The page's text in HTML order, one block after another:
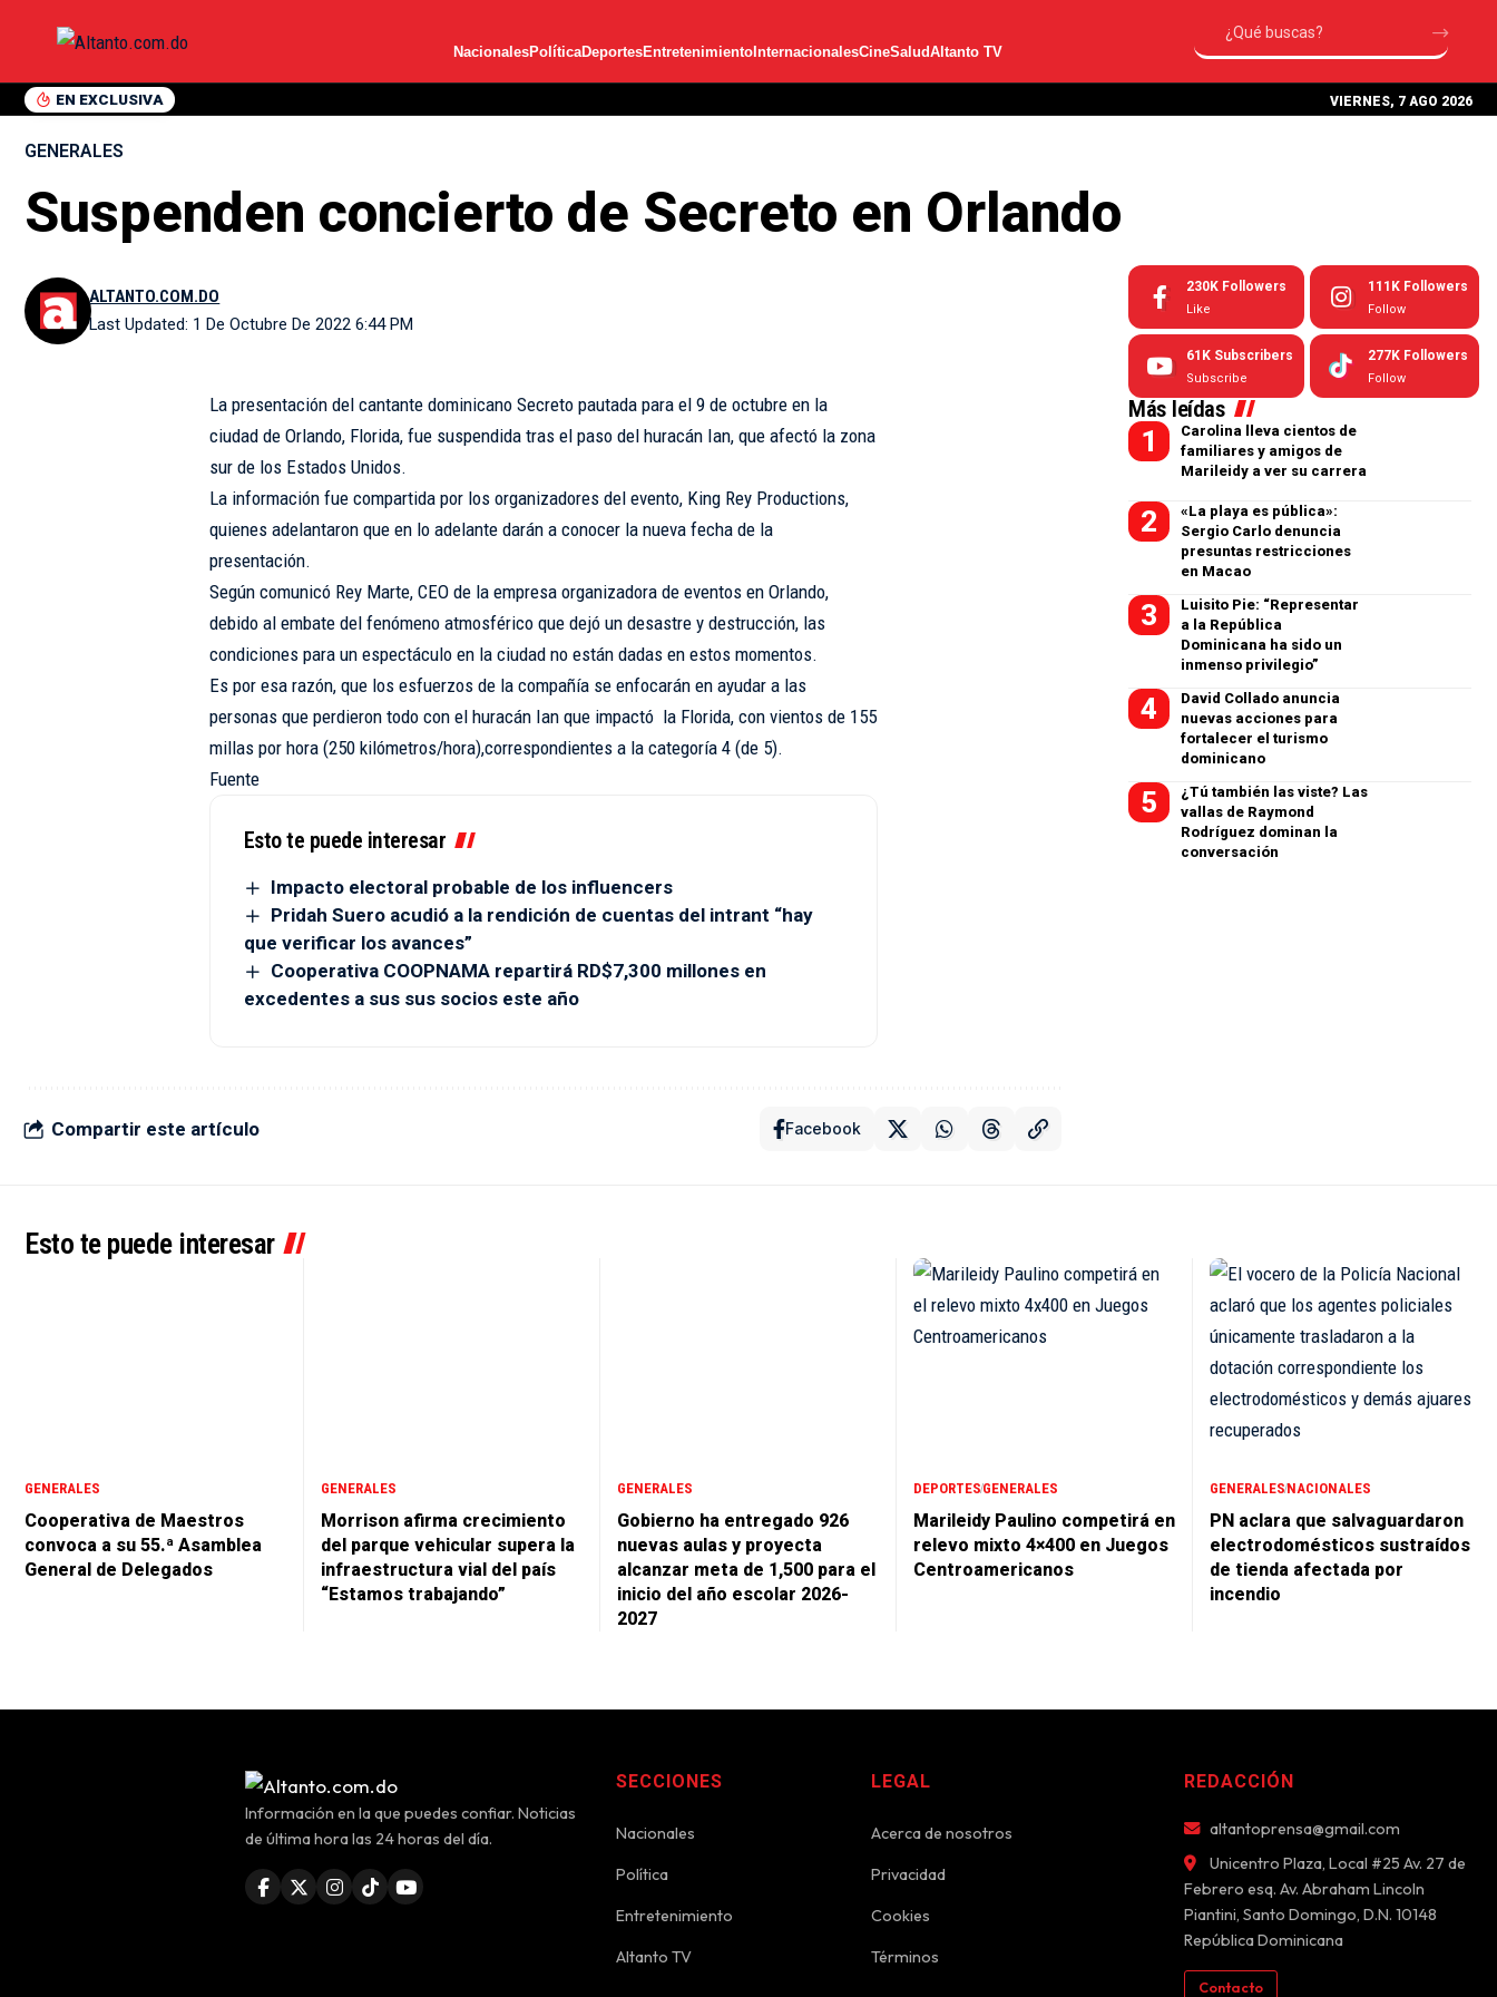
NacionalesPolíticaDeportesEntretenimiento InternacionalesCineSaludAltanto TV
EN EXCLUSIVA VIERNES, 7 AGO 2026
GENERALES
Suspenden concierto de Secreto en Orlando
Last Updated: 1 De Octubre De 2022 6:44 PM
ALTANTO.COM.DO
La presentación del cantante dominicano Secreto pautada para el 9 de octubre en la
ciudad de Orlando, Florida, fue suspendida tras el paso del huracán Ian, que afectó la zona
sur de los Estados Unidos.
La información fue compartida por los organizadores del evento, King Rey Productions,
quienes adelantaron que en lo adelante darán a conocer la nueva fecha de la
presentación.
Según comunicó Rey Marte, CEO de la empresa organizadora de eventos en Orlando,
debido al embate del fenómeno atmosférico que dejó un desastre y destrucción, las
condiciones para un espectáculo en la ciudad no están dadas en estos momentos.
Es por esa razón, que los esfuerzos de la compañía se enfocarán en ayudar a las
personas que perdieron todo con el huracán Ian que impactó la Florida, con vientos de 155
millas por hora (250 kilómetros/hora),correspondientes a la categoría 4 (de 5).
Fuente
Esto te puede interesar
Impacto electoral probable de los influencers
Pridah Suero acudió a la rendición de cuentas del intrant “hay
que verificar los avances”
Cooperativa COOPNAMA repartirá RD$7,300 millones en
excedentes a sus sus socios este año
Compartir este artículo Facebook
230K Followers
Like
111K Followers
Follow
61K Subscribers
Subscribe
277K Followers
Follow
Más leídas
Carolina lleva cientos de
familiares y amigos de
Marileidy a ver su carrera
«La playa es pública»:
Sergio Carlo denuncia
presuntas restricciones
en Macao
Luisito Pie: “Representar
a la República
Dominicana ha sido un
inmenso privilegio”
David Collado anuncia
nuevas acciones para
fortalecer el turismo
dominicano
¿Tú también las viste? Las
vallas de Raymond
Rodríguez dominan la
conversación
Esto te puede interesar
GENERALES
Cooperativa de Maestros
convoca a su 55.ª Asamblea
General de Delegados
GENERALES
Morrison afirma crecimiento
del parque vehicular supera la
infraestructura vial del país
“Estamos trabajando”
GENERALES
Gobierno ha entregado 926
nuevas aulas y proyecta
alcanzar meta de 1,500 para el
inicio del año escolar 2026-
2027
DEPORTESGENERALES
Marileidy Paulino competirá en
relevo mixto 4×400 en Juegos
Centroamericanos
GENERALESNACIONALES
PN aclara que salvaguardaron
electrodomésticos sustraídos
de tienda afectada por
incendio
Información en la que puedes confiar. Noticias
de última hora las 24 horas del día.
SECCIONES
Nacionales
Política
Entretenimiento
Altanto TV
LEGAL
Acerca de nosotros
Privacidad
Cookies
Términos
REDACCIÓN
altantoprensa@gmail.com
Unicentro Plaza, Local #25 Av. 27 de
Febrero esq. Av. Abraham Lincoln
Piantini, Santo Domingo, D.N. 10148
República Dominicana
Contacto